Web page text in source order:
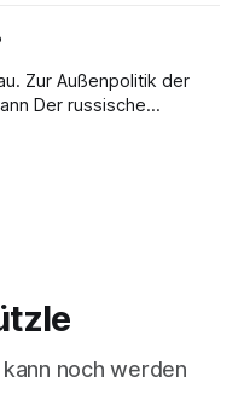
in nd zum Sabine Nuss
»Der verdrängte
Berlin erschienen ist.
Zur Außenpolitik der
2022 viele Linke an
noch werden